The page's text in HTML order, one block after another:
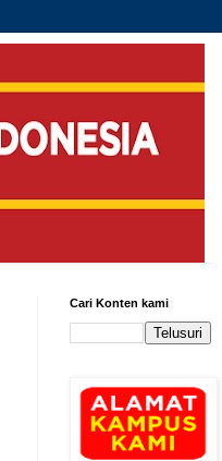
Cari Konten kami